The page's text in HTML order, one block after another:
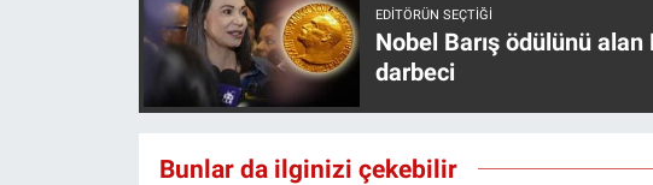
EDITÖRÜN SEÇTIĞI
Nobel Barış ödülünü
darbeci
Bunlar da ilginizi çekebilir